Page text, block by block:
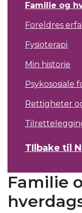
Familie og
Foreldres
Fysioterapi
Min historie
Psykososiale
Rettigheter
TIlbake til
Familie